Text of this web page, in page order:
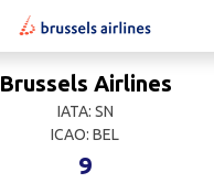
Brussels Airlines
IATA: SN
ICAO: BEL
9